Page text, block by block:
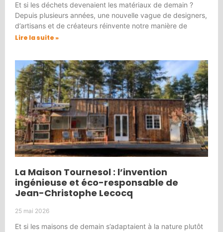
Et si les déchets devenaient les matériaux de demain ?
Depuis plusieurs années, une nouvelle vague de designers,
d’artisans et de créateurs réinvente notre manière de
Lire la suite »
La Maison Tournesol : l’invention
ingénieuse et éco-responsable de
Jean-Christophe Lecocq
25 mai 2026
Et si les maisons de demain s’adaptaient à la nature plutôt